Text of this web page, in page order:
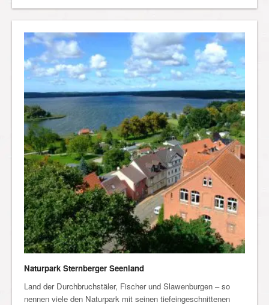
Naturpark Sternberger Seenland
Land der Durchbruchstäler, Fischer und Slawenburgen – so
nennen viele den Naturpark mit seinen tiefeingeschnittenen